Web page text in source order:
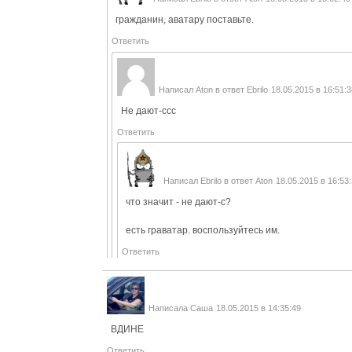
гражданин, аватару поставьте.
Ответить
Написал Atonв ответ Ebrilo 18.05.2015 в
Не дают-ссс
Ответить
Написал Ebrilo в ответAton 18.05.2015 в
что значит - не дают-с?
есть граватар. воспользуйтесь им.
Ответить
Написала Саша 18.05.2015 в 14:35:49
ВДИНЕ